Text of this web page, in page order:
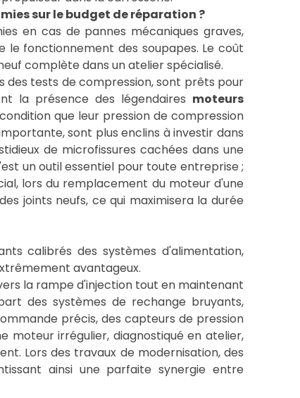
sur le budget de réparation ?
en cas de pannes mécaniques graves,
fonctionnement des soupapes. Le coût
complète dans un atelier spécialisé.
des tests de compression, sont prêts pour
la présence des légendaires moteurs
que leur pression de compression
sont plus enclins à investir dans
de microfissures cachées dans une
un outil essentiel pour toute entreprise ;
lors du remplacement du moteur d'une
joints neufs, ce qui maximisera la durée
calibrés des systèmes d'alimentation,
avantageux.
la rampe d'injection tout en maintenant
des systèmes de rechange bruyants,
précis, des capteurs de pression
moteur irrégulier, diagnostiqué en atelier,
Lors des travaux de modernisation, des
ainsi une parfaite synergie entre